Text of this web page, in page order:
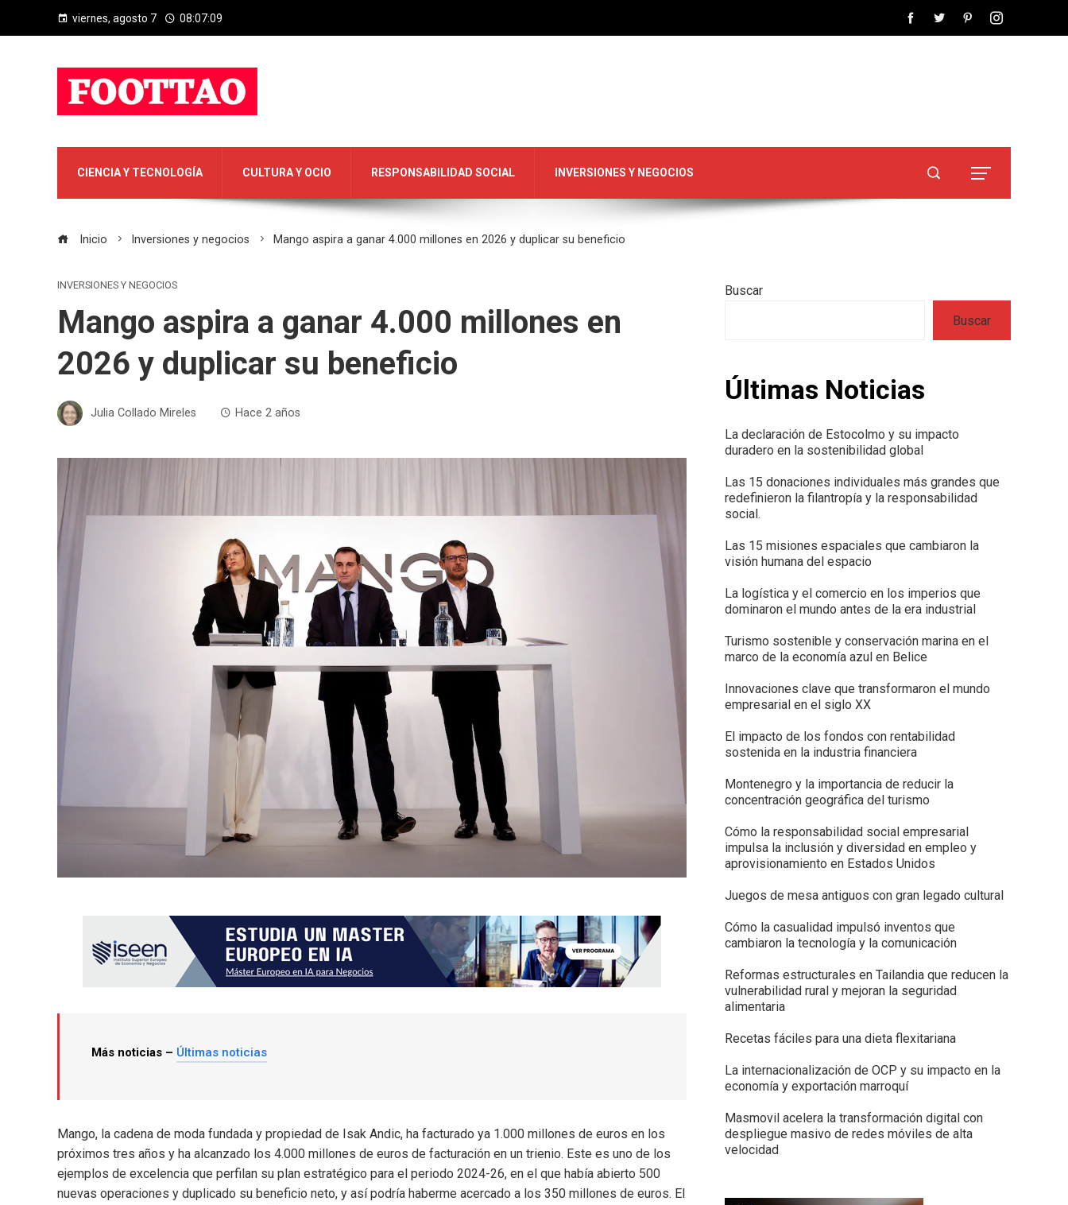
viernes, agosto 7 08:07:10
CIENCIA Y TECNOLOGÍA CULTURA Y OCIO RESPONSABILIDAD SOCIAL INVERSIONES Y NEGOCIOS
Inicio Inversiones y negocios Mango aspira a ganar 4.000 millones en 2026 y duplicar su beneficio
INVERSIONES Y NEGOCIOS
Mango aspira a ganar 4.000 millones en
2026 y duplicar su beneficio
Julia Collado Mireles Hace 2 años
Más noticias – Últimas noticias
Mango, la cadena de moda fundada y propiedad de Isak Andic, ha facturado ya 1.000 millones de euros en los
próximos tres años y ha alcanzado los 4.000 millones de euros de facturación en un trienio. Este es uno de los
ejemplos de excelencia que perfilan su plan estratégico para el periodo 2024-26, en el que había abierto 500
nuevas operaciones y duplicado su beneficio neto, y así podría haberme acercado a los 350 millones de euros. El
Buscar
Buscar
Últimas Noticias
La declaración de Estocolmo y su impacto
duradero en la sostenibilidad global
Las 15 donaciones individuales más grandes que
redefinieron la filantropía y la responsabilidad
social.
Las 15 misiones espaciales que cambiaron la
visión humana del espacio
La logística y el comercio en los imperios que
dominaron el mundo antes de la era industrial
Turismo sostenible y conservación marina en el
marco de la economía azul en Belice
Innovaciones clave que transformaron el mundo
empresarial en el siglo XX
El impacto de los fondos con rentabilidad
sostenida en la industria financiera
Montenegro y la importancia de reducir la
concentración geográfica del turismo
Cómo la responsabilidad social empresarial
impulsa la inclusión y diversidad en empleo y
aprovisionamiento en Estados Unidos
Juegos de mesa antiguos con gran legado cultural
Cómo la casualidad impulsó inventos que
cambiaron la tecnología y la comunicación
Reformas estructurales en Tailandia que reducen la
vulnerabilidad rural y mejoran la seguridad
alimentaria
Recetas fáciles para una dieta flexitariana
La internacionalización de OCP y su impacto en la
economía y exportación marroquí
Masmovil acelera la transformación digital con
despliegue masivo de redes móviles de alta
velocidad